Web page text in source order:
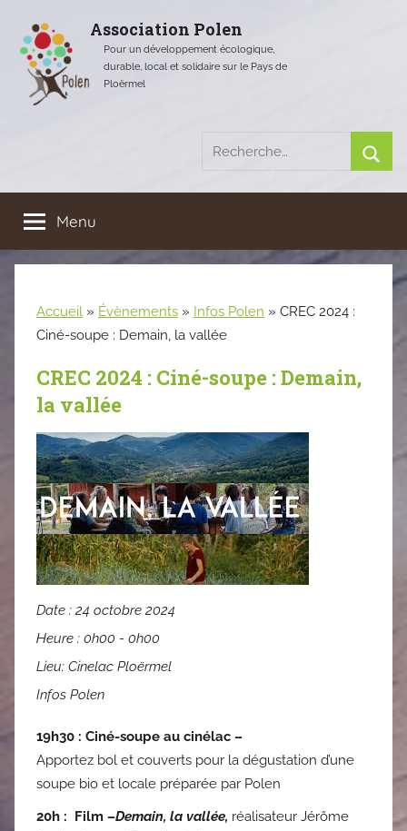
contenu
Association Polen
Pour un développement écologique,
durable, local et solidaire sur le Pays de
Ploërmel
Recherche
:
Menu
Accueil » Évènements » Infos Polen » CREC 2024 :
Ciné-soupe : Demain, la vallée
CREC 2024 : Ciné-soupe : Demain,
la vallée
Date :24 octobre 2024
Heure : 0h00 - 0h00
Lieu: Cinelac Ploërmel
Infos Polen
19h30 : Ciné-soupe au cinélac –
Apportez bol et couverts pour la dégustation d’une
soupe bio et locale préparée par Polen
20h : Film –Demain, la vallée, réalisateur Jérôme